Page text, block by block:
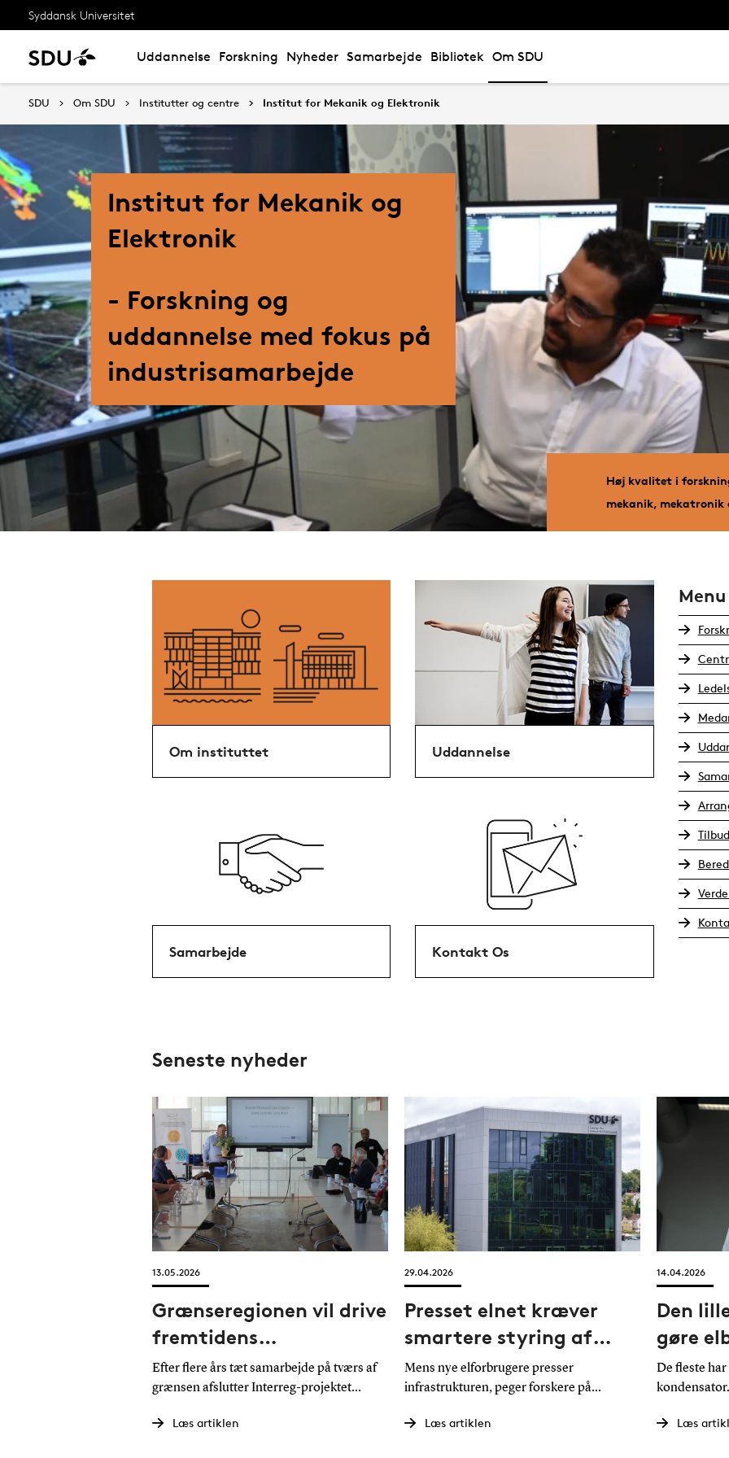
Syddansk Universitet
Uddannelse Forskning Nyheder Samarbejde Bibliotek Om SDU
SDU Om SDU Institutter og centre Institut for Mekanik og Elektronik
Institut for Mekanik og
Elektronik
- Forskning og
uddannelse med fokus på
industrisamarbejde
Høj kvalitet i
mekanik, mekatronik
Om instituttet
Samarbejde
Uddannelse
Kontakt Os
Menu
Seneste nyheder
13.05.2026
Grænseregionen vil drive
fremtidens
energisystemer
Efter flere års tæt samarbejde på tværs af
grænsen afslutter Interreg-projektet
resultater, der allerede peger frem mod
Læs artiklen
29.04.2026
Presset elnet kræver
smartere styring af
elektrisk energi
Mens nye elforbrugere presser
infrastrukturen, peger forskere på
del af løsningen.
Læs artiklen
14.04.2026
Den
gøre
De fleste
vindmøller. I
Læs